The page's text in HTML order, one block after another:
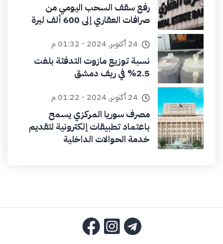
رفع سقف السحب اليومي من
صرافات العقاري إلى 600 ألف ليرة
24 أكتوبر, 2024 - 01:32 م
نسبة توزيع مازوت التدفئة بلغت
2.5% في ريف دمشق
24 أكتوبر, 2024 - 01:22 م
مصرف سوريا المركزي يسمح
باعتماد تطبيقات إلكترونية لتقديم
خدمة الحوالات الداخلية